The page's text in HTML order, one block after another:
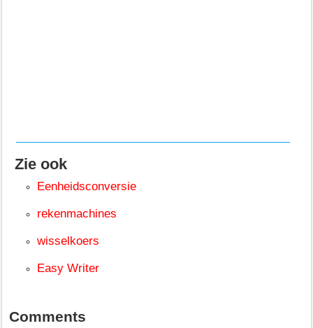
Zie ook
Eenheidsconversie
rekenmachines
wisselkoers
Easy Writer
Comments